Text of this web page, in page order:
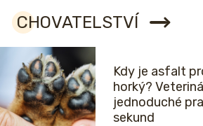
CHOVATELSTVÍ
Kdy je asfalt
horký?
jednoduché
sekund